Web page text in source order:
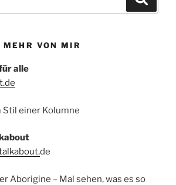
VON MIR
alle
einer Kolumne
de
Aborigine – Mal sehen, was es so